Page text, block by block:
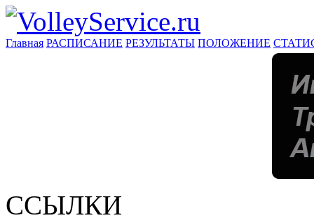
Главная РАСПИСАНИЕ РЕЗУЛЬТАТЫ ПОЛОЖЕНИЕ
ССЫЛКИ